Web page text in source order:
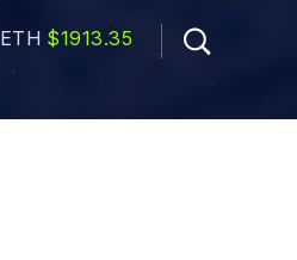
ETH $1913.35